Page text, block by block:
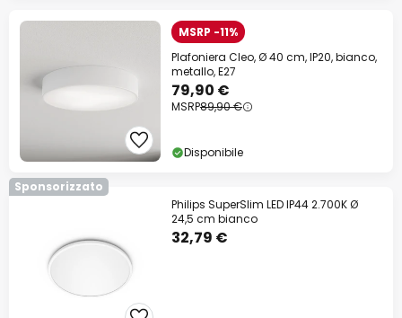
MSRP -11%
Plafoniera Cleo, Ø 40 cm, IP20, bianco,
metallo, E27
79,90 €
MSRP89,90 €
Disponibile
Sponsorizzato
Philips SuperSlim LED IP44 2.700K Ø
24,5 cm bianco
32,79 €